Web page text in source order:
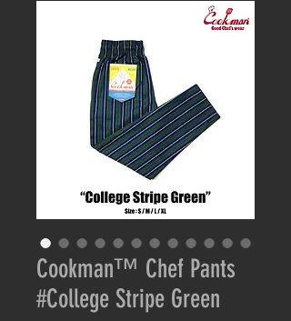
Cookman™️ Chef Pants
#College Stripe Green